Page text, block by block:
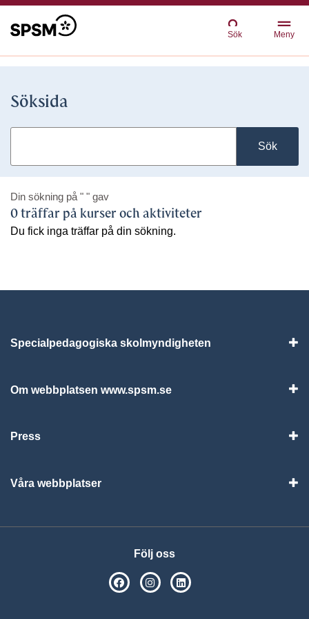
Sök Meny
Söksida
Sök
Din sökning på " " gav
0 träffar på kurser och aktiviteter
Du fick inga träffar på din sökning.
Specialpedagogiska skolmyndigheten
Om webbplatsen www.spsm.se
Press
Våra webbplatser
Följ oss
SPSM på Facebook
SPSM på Instagram